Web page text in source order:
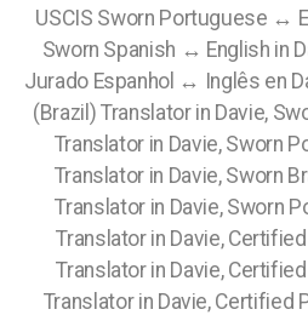
USCIS Sworn Portuguese ↔
Sworn Spanish ↔ English in
Jurado Espanhol ↔ Inglês en
(Brazil) Translator in Davie,
Translator in Davie, Sworn
Translator in Davie, Sworn
Translator in Davie, Sworn
Translator in Davie,
Translator in Davie,
Translator in Davie, Certified